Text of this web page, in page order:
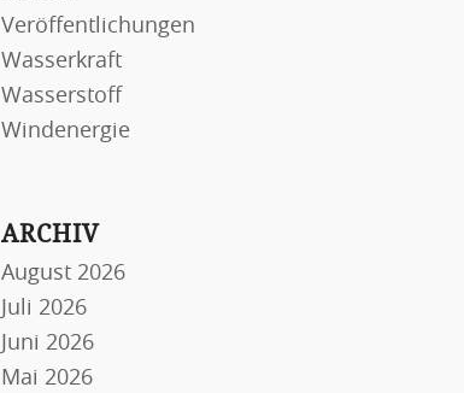
Veröffentlichungen
Wasserkraft
Wasserstoff
Windenergie
ARCHIV
August 2026
Juli 2026
Juni 2026
Mai 2026